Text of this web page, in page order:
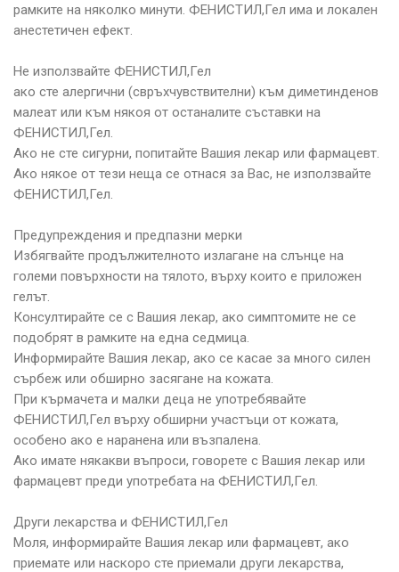
рамките на няколко минути. ФЕНИСТИЛ,Гел има и локален
анестетичен ефект.
Не използвайте ФЕНИСТИЛ,Гел
ако сте алергични (свръхчувствителни) към диметинденов
малеат или към някоя от останалите съставки на
ФЕНИСТИЛ,Гел.
Ако не сте сигурни, попитайте Вашия лекар или фармацевт.
Ако някое от тези неща се отнася за Вас, не използвайте
ФЕНИСТИЛ,Гел.
Предупреждения и предпазни мерки
Избягвайте продължителното излагане на слънце на
големи повърхности на тялото, върху които е приложен
гелът.
Консултирайте се с Вашия лекар, ако симптомите не се
подобрят в рамките на една седмица.
Информирайте Вашия лекар, ако се касае за много силен
сърбеж или обширно засягане на кожата.
При кърмачета и малки деца не употребявайте
ФЕНИСТИЛ,Гел върху обширни участъци от кожата,
особено ако е наранена или възпалена.
Ако имате някакви въпроси, говорете с Вашия лекар или
фармацевт преди употребата на ФЕНИСТИЛ,Гел.
Други лекарства и ФЕНИСТИЛ,Гел
Моля, информирайте Вашия лекар или фармацевт, ако
приемате или наскоро сте приемали други лекарства,